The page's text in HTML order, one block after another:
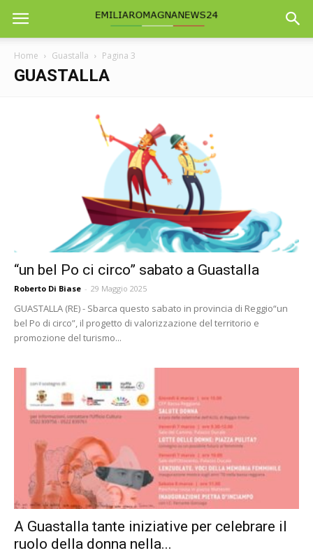
Home Guastalla Pagina 3
GUASTALLA
“un bel Po ci circo” sabato a Guastalla
Roberto Di Biase - 29 Maggio 2025
GUASTALLA (RE) - Sbarca questo sabato in provincia di Reggio“un
bel Po di circo”, il progetto di valorizzazione del territorio e
promozione del turismo...
A Guastalla tante iniziative per celebrare il
ruolo della donna nella...